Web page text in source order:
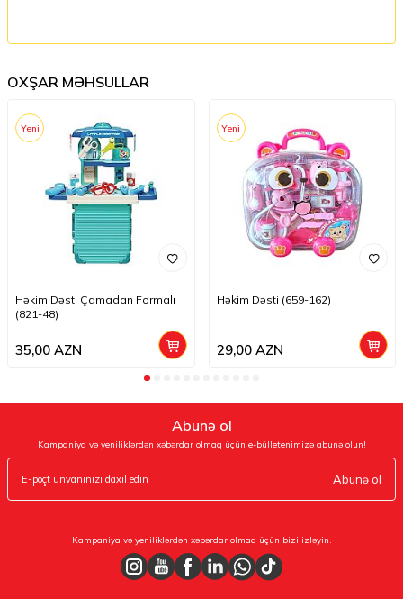
OXŞAR MƏHSULLAR
Yeni
Həkim Dəsti Çamadan Formalı
(821-48)
35,00 AZN
Yeni
Həkim Dəsti (659-162)
29,00AZN
Abunə ol
Kampaniya və yeniliklərdən xəbərdar olmaq üçün e-bülletenimizə abunə olun!
Abunə ol
Kampaniya və yeniliklərdən xəbərdar olmaq üçün bizi izləyin.